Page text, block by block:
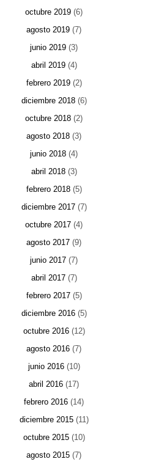
octubre 2019 (6)
agosto 2019 (7)
junio 2019 (3)
abril 2019(4)
febrero 2019(2)
diciembre 2018(6)
octubre 2018 (2)
agosto 2018 (3)
junio 2018 (4)
abril 2018(3)
febrero 2018(5)
diciembre 2017(7)
octubre 2017 (4)
agosto 2017 (9)
junio 2017 (7)
abril 2017(7)
febrero 2017(5)
diciembre 2016(5)
octubre 2016(12)
agosto 2016 (7)
junio 2016(10)
abril 2016 (17)
febrero 2016 (14)
diciembre 2015(11)
octubre 2015(10)
agosto 2015 (7)